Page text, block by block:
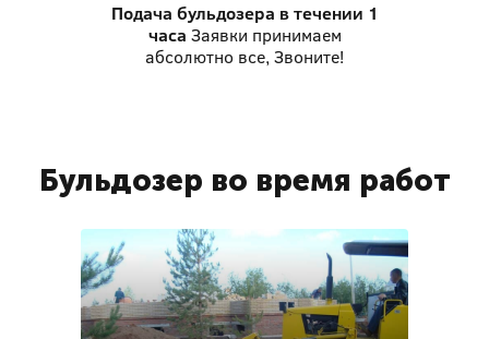
Подача бульдозера в течении 1
часа Заявки принимаем
абсолютно все, Звоните!
Бульдозер во время работ